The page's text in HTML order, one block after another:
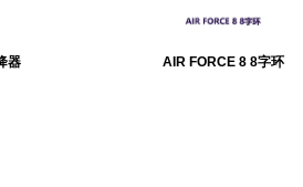
器 AIR FORCE 8 8字环